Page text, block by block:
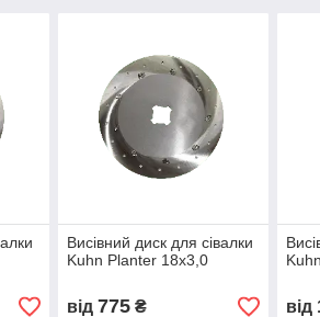
Висівний диск для сівалки
Kuhn Planter 18х3,0
від 775₴ від